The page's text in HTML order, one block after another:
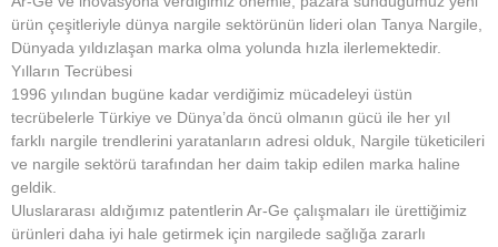
ürün çeşitleriyle dünya nargile sektörünün lideri olan Tanya Nargile,
Dünyada yıldızlaşan marka olma yolunda hızla ilerlemektedir.
Yılların Tecrübesi
1996 yılından bugüne kadar verdiğimiz mücadeleyi üstün
tecrübelerle Türkiye ve Dünya’da öncü olmanın gücü ile her yıl
farklı nargile trendlerini yaratanların adresi olduk, Nargile tüketicileri
ve nargile sektörü tarafından her daim takip edilen marka haline
geldik.
Uluslararası aldığımız patentlerin Ar-Ge çalışmaları ile ürettiğimiz
ürünleri daha iyi hale getirmek için nargilede sağlığa zararlı